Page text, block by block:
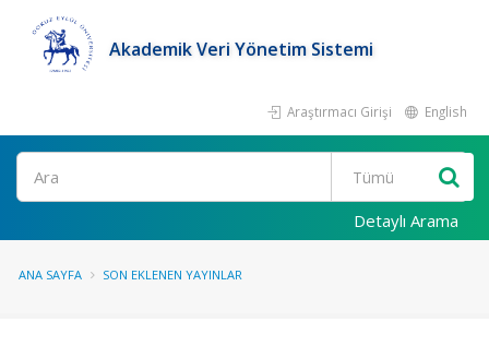
Akademik Veri Yönetim Sistemi
Araştırmacı Girişi English
Ara
Detaylı Arama
ANA SAYFA SON EKLENEN YAYINLAR